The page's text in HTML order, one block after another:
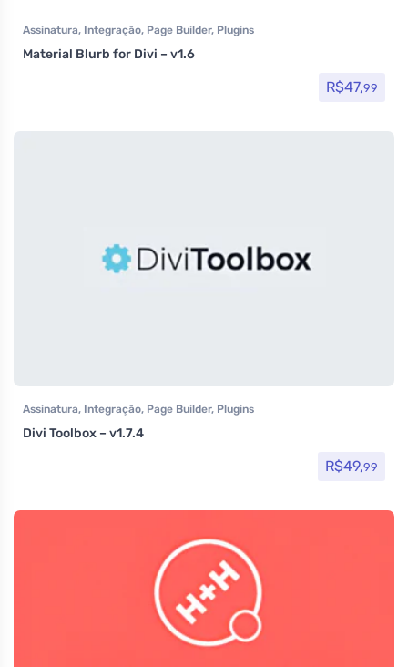
Assinatura, Integração, Page Builder, Plugins
Material Blurb for Divi – v1.6
R$47,99
Assinatura, Integração, Page Builder, Plugins
Divi Toolbox – v1.7.4
R$49,99